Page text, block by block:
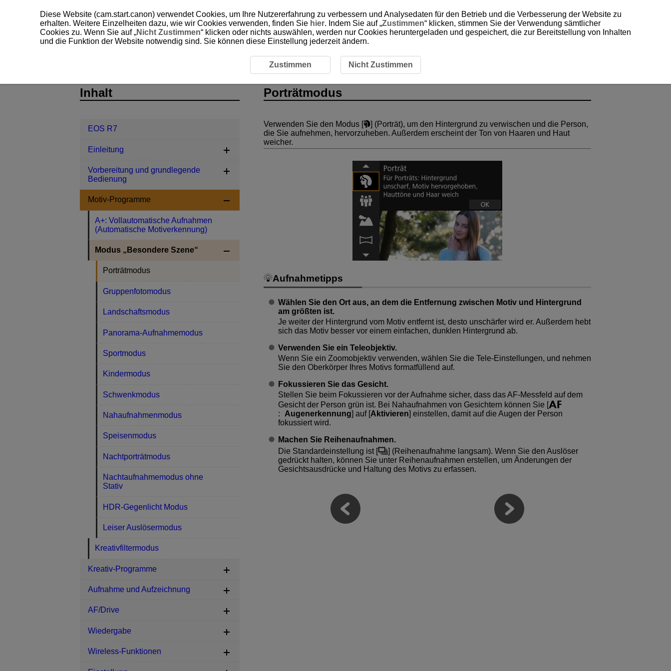
Motiv-Programme
Porträtmodus
Verwenden Sie den Modus [ ] (Porträt), um den Hintergrund zu verwischen und die Person,
die Sie aufnehmen, hervorzuheben. Außerdem erscheint der Ton von Haaren und Haut
weicher.
Aufnahmetipps
Wählen Sie den Ort aus, an dem die Entfernung zwischen Motiv und Hintergrund
am größten ist.
Je weiter der Hintergrund vom Motiv entfernt ist, desto unschärfer wird er. Außerdem hebt
sich das Motiv besser vor einem einfachen, dunklen Hintergrund ab.
Verwenden Sie ein Teleobjektiv.
Wenn Sie ein Zoomobjektiv verwenden, wählen Sie die Tele-Einstellungen, und nehmen
Sie den Oberkörper Ihres Motivs formatfüllend auf.
Fokussieren Sie das Gesicht.
Stellen Sie beim Fokussieren vor der Aufnahme sicher, dass das AF-Messfeld auf dem
Gesicht der Person grün ist. Bei Nahaufnahmen von Gesichtern können Sie [
: Augenerkennung] auf [Aktivieren] einstellen, damit auf die Augen der Person
fokussiert wird.
Machen Sie Reihenaufnahmen.
Die Standardeinstellung ist [
] (Reihenaufnahme langsam). Wenn Sie den Auslöser
gedrückt halten, können Sie unter Reihenaufnahmen erstellen, um Änderungen der
Gesichtsausdrücke und Haltung des Motivs zu erfassen.
Inhalt
EOS R7
Einleitung
Vorbereitung und grundlegende
Bedienung
Motiv-Programme
A+: Vollautomatische Aufnahmen
(Automatische Motiverkennung)
Modus „Besondere Szene“
Porträtmodus
Gruppenfotomodus
Landschaftsmodus
Panorama-Aufnahmemodus
Sportmodus
Kindermodus
Schwenkmodus
Nahaufnahmenmodus
Speisenmodus
Nachtporträtmodus
Nachtaufnahmemodus ohne
Stativ
HDR-Gegenlicht Modus
Leiser Auslösermodus
Kreativfiltermodus
Kreativ-Programme
Aufnahme und Aufzeichnung
AF/Drive
Wiedergabe
Wireless-Funktionen
Diese Website (cam.start.canon) verwendet Cookies, um Ihre Nutzererfahrung zu verbessern und Analysedaten für den Betrieb und die Verbesserung der Website zu
erhalten. Weitere Einzelheiten dazu, wie wir Cookies verwenden, finden Sie hier. Indem Sie auf „Zustimmen“ klicken, stimmen Sie der Verwendung sämtlicher
Cookies zu. Wenn Sie auf „Nicht Zustimmen“ klicken oder nichts auswählen, werden nur Cookies heruntergeladen und gespeichert, die zur Bereitstellung von Inhalten
und die Funktion der Website notwendig sind. Sie können diese Einstellung jederzeit ändern.
Zustimmen Nicht Zustimmen